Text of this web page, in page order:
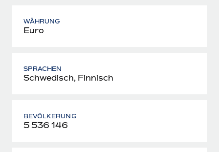
WÄHRUNG
Euro
SPRACHEN
Schwedisch, Finnisch
BEVÖLKERUNG
5 536 146